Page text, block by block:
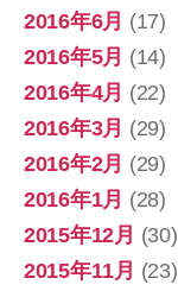
2016年6月 (17)
2016年5月 (14)
2016年4月 (22)
2016年3月 (29)
2016年2月 (29)
2016年1月 (28)
2015年12月 (30)
2015年11月 (23)